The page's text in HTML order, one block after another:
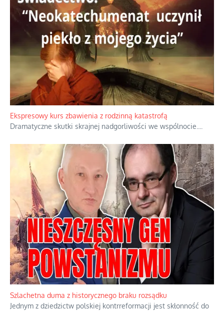
Ekspresowy kurs zbawienia z rodzinną katastrofą
Dramatyczne skutki skrajnej nadgorliwości we wspólnocie.
Szlachetna duma z historycznego braku rozsądku
Jednym z dziedzictw polskiej kontrreformacji jest skłonność do